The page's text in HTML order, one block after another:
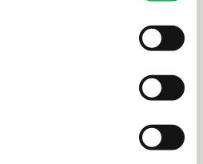
(Blank) 15x15
CESI